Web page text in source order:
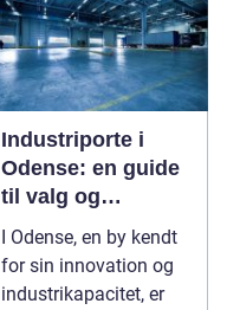
Industriporte i
Odense: en guide
til valg og
installation
I Odense, en by kendt
for sin innovation og
industrikapacitet, er